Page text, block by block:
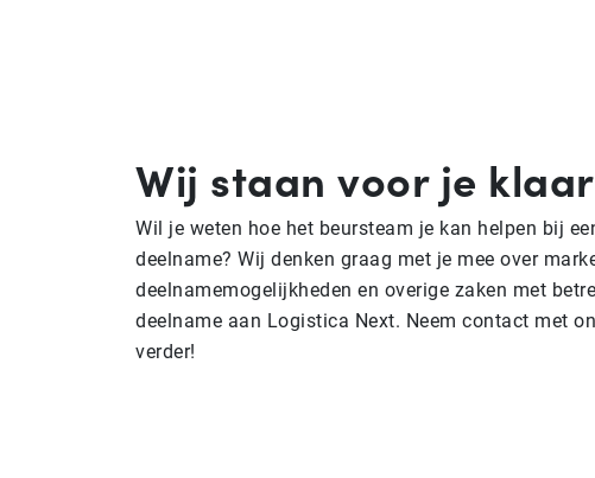
Wij staan voor je klaar
Wil je weten hoe het beursteam je kan helpen bij
deelname? Wij denken graag met je mee over
deelnamemogelijkheden en overige zaken met
deelname aan Logistica Next. Neem contact met
verder!